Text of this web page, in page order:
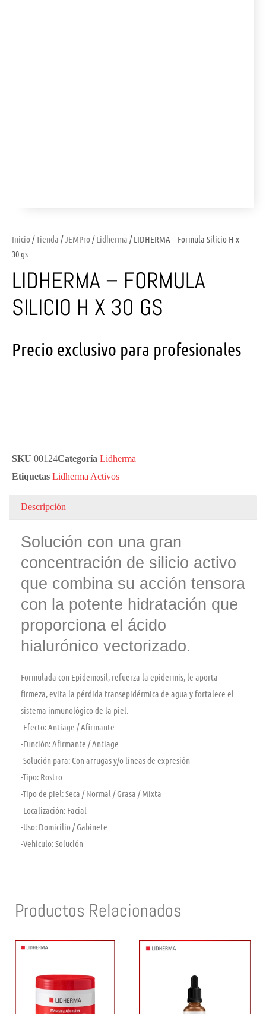
Inicio /Tienda /JEMPro /Lidherma / LIDHERMA – Formula Silicio H x
30 gs
LIDHERMA – FORMULA
SILICIO H X 30 GS
Precio exclusivo para profesionales
SKU 00124Categoría Lidherma
Etiquetas Lidherma Activos
Descripción
Solución con una gran
concentración de silicio activo
que combina su acción tensora
con la potente hidratación que
proporciona el ácido
hialurónico vectorizado.
Formulada con Epidemosil, refuerza la epidermis, le aporta
firmeza, evita la pérdida transepidérmica de agua y fortalece el
sistema inmunológico de la piel.
-Efecto: Antiage / Afirmante
-Función: Afirmante / Antiage
-Solución para: Con arrugas y/o lí­neas de expresión
-Tipo: Rostro
-Tipo de piel:Seca / Normal / Grasa / Mixta
-Localización: Facial
-Uso: Domicilio / Gabinete
-Vehículo:Solución
Productos Relacionados